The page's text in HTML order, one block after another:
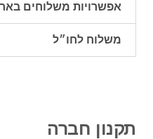
אפשרויות משלוחים
משלוח לחו״ל
תקנון חברה